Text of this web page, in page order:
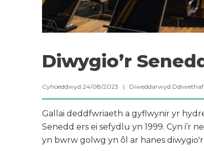
Diwygio’r
Cyhoeddwyd 24/08/2023 | Diweddarwyd
Gallai deddfwriaeth a gyflwynir yr
Senedd ers ei sefydlu yn 1999. Cyn
yn bwrw golwg yn ôl ar hanes